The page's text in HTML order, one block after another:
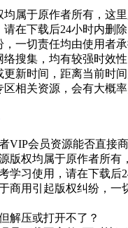
均属于原作者所有，这
在下载后24小时内删
，一切责任均由使用者
络搜集，均有较强时效
更新时间，距离当前时
相关资源，会有大概率
VIP会员资源能否直接
版权均属于原作者所有
学习使用，请在下载后
商用引起版权纠纷，一
解压或打开不了？